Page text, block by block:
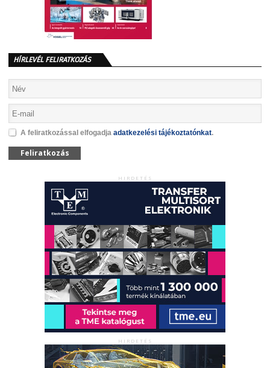
HÍRLEVÉL FELIRATKOZÁS
A feliratkozással elfogadja adatkezelési tájékoztatónkat.
Feliratkozás
HIRDETÉS
HIRDETÉS